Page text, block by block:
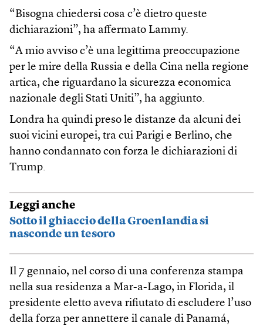
“Bisogna chiedersi cosa c’è dietro queste
dichiarazioni”, ha affermato Lammy.
“A mio avviso c’è una legittima preoccupazione
per le mire della Russia e della Cina nella regione
artica, che riguardano la sicurezza economica
nazionale degli Stati Uniti”, ha aggiunto.
Londra ha quindi preso le distanze da alcuni dei
suoi vicini europei, tra cui Parigi e Berlino, che
hanno condannato con forza le dichiarazioni di
Trump.
Leggi anche
Sotto il ghiaccio della Groenlandia si
nasconde un tesoro
Il 7 gennaio, nel corso di una conferenza stampa
nella sua residenza a Mar-a-Lago, in Florida, il
presidente eletto aveva rifiutato di escludere l’uso
della forza per annettere il canale di Panamá,